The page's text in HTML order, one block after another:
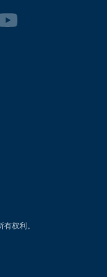
权利。